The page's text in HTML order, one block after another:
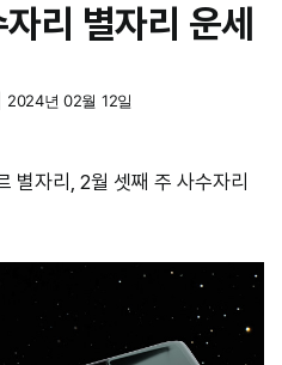
리 별자리 운세
2024년 02월 12일
별자리, 2월 셋째 주 사수자리